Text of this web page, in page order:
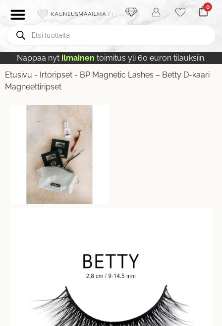
0
Nappaa nyt ilmainen toimitus yli 60 euron tilauksiin.
Etusivu - Irtoripset - BP Magnetic Lashes – Betty D-kaari
Magneettiripset